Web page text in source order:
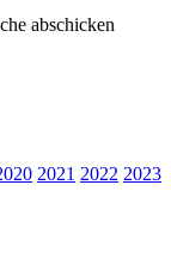
abschicken
2021 2022 2023